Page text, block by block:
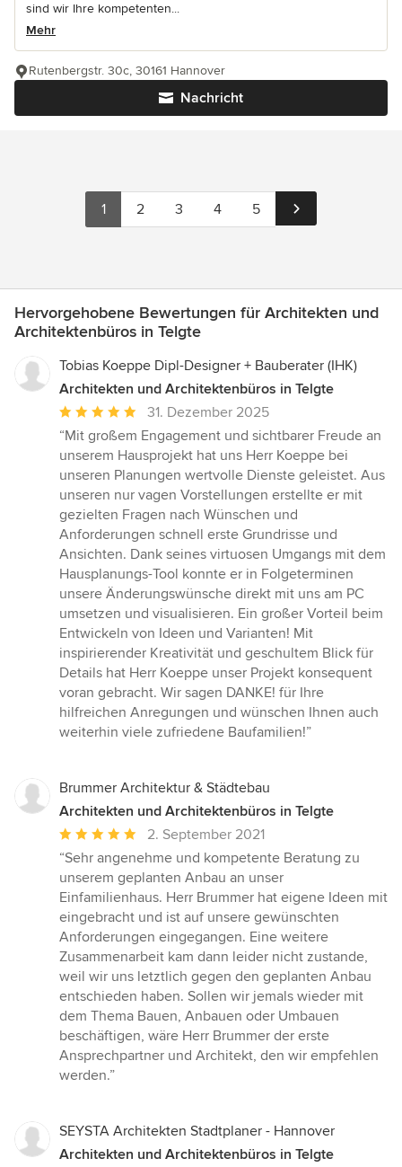
sind wir Ihre kompetenten...
Mehr
Nachricht
Rutenbergstr. 30c, 30161 Hannover
1 2 3 4 5
Hervorgehobene Bewertungen für Architekten und
Architektenbüros in Telgte
Tobias Koeppe Dipl-Designer + Bauberater (IHK)
Architekten und Architektenbüros in Telgte
Durchschnittliche
Bewertung:
5
von
5
Sternen
31. Dezember 2025
“Mit großem Engagement und sichtbarer Freude an
unserem Hausprojekt hat uns Herr Koeppe bei
unseren Planungen wertvolle Dienste geleistet. Aus
unseren nur vagen Vorstellungen erstellte er mit
gezielten Fragen nach Wünschen und
Anforderungen schnell erste Grundrisse und
Ansichten. Dank seines virtuosen Umgangs mit dem
Hausplanungs-Tool konnte er in Folgeterminen
unsere Änderungswünsche direkt mit uns am PC
umsetzen und visualisieren. Ein großer Vorteil beim
Entwickeln von Ideen und Varianten! Mit
inspirierender Kreativität und geschultem Blick für
Details hat Herr Koeppe unser Projekt konsequent
voran gebracht. Wir sagen DANKE! für Ihre
hilfreichen Anregungen und wünschen Ihnen auch
weiterhin viele zufriedene Baufamilien!”
Brummer Architektur & Städtebau
Architekten und Architektenbüros in Telgte
Durchschnittliche
Bewertung:
5
von
5
Sternen
2. September 2021
“Sehr angenehme und kompetente Beratung zu
unserem geplanten Anbau an unser
Einfamilienhaus. Herr Brummer hat eigene Ideen mit
eingebracht und ist auf unsere gewünschten
Anforderungen eingegangen. Eine weitere
Zusammenarbeit kam dann leider nicht zustande,
weil wir uns letztlich gegen den geplanten Anbau
entschieden haben. Sollen wir jemals wieder mit
dem Thema Bauen, Anbauen oder Umbauen
beschäftigen, wäre Herr Brummer der erste
Ansprechpartner und Architekt, den wir empfehlen
werden.”
SEYSTA Architekten Stadtplaner - Hannover
Architekten und Architektenbüros in Telgte